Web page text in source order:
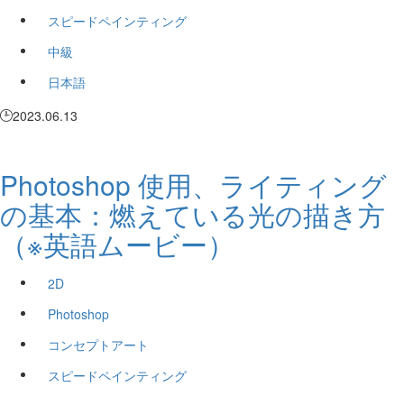
スピードペインティング
中級
日本語
2023.06.13
Photoshop 使用、ライティング
の基本：燃えている光の描き方
（※英語ムービー）
2D
Photoshop
コンセプトアート
スピードペインティング